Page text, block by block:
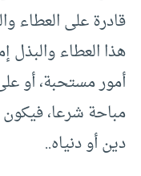
قادرة على العطاء
هذا العطاء
أمور مستحبة، أو
مباحة شرعا،
دين أو دنياه..